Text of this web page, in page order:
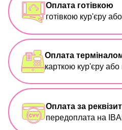
Оплата готівкою
готівкою кур'єру
Оплата
карткою кур'єру
Оплата за
передоплата на